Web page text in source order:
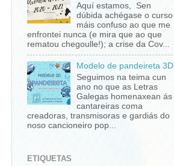
Aquí estamos, Sen
dúbida achégase o curso
máis confuso ao que me
enfrontei nunca (e mira que ao que
rematou chegoulle!); a crise da Cov...
Modelo de pandeireta 3D
Seguimos na teima cun
ano no que as Letras
Galegas homenaxean ás
cantareiras coma
creadoras, transmisoras e gardiás do
noso cancioneiro pop...
ETIQUETAS